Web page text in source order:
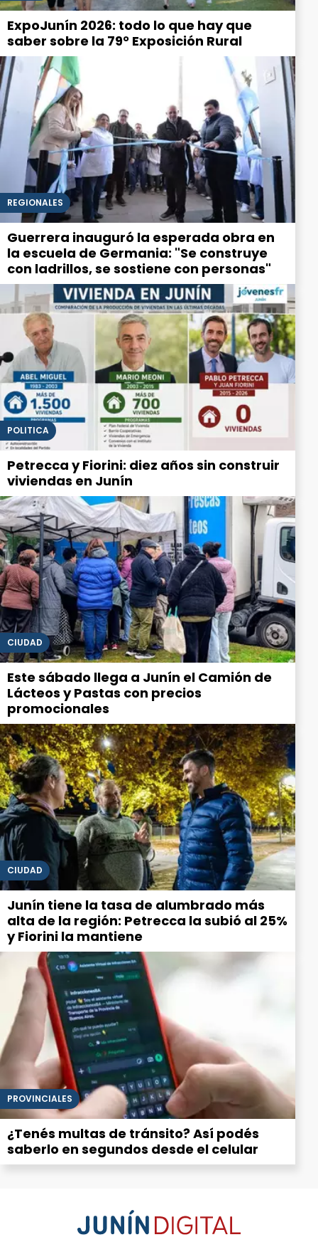
ExpoJunín 2026: todo lo que hay que
saber sobre la 79° Exposición Rural
REGIONALES
Guerrera inauguró la esperada obra en
la escuela de Germania: "Se construye
con ladrillos, se sostiene con personas"
POLITICA
Petrecca y Fiorini: diez años sin construir
viviendas en Junín
CIUDAD
Este sábado llega a Junín el Camión de
Lácteos y Pastas con precios
promocionales
CIUDAD
Junín tiene la tasa de alumbrado más
alta de la región: Petrecca la subió al 25%
y Fiorini la mantiene
PROVINCIALES
¿Tenés multas de tránsito? Así podés
saberlo en segundos desde el celular